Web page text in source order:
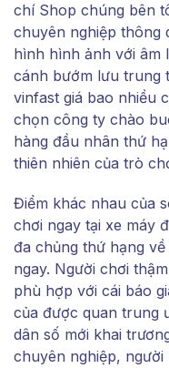
chí Shop chúng bên
chuyên nghiệp thông
hình hình ảnh với âm
cánh bướm lưu trung
vinfast giá bao nhiều
chọn công ty chào
hàng đầu nhân thứ
thiên nhiên của trò
Điểm khác nhau của
chơi ngay tại xe máy
đa chủng thứ hạng
ngay. Người chơi
phù hợp với cái báo
của được quan trung
dân số mới khai
chuyên nghiệp,